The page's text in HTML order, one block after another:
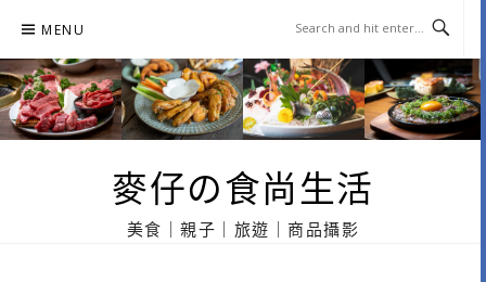
content
MENU
麥仔の食尚生活
美食｜親子｜旅遊｜商品攝影